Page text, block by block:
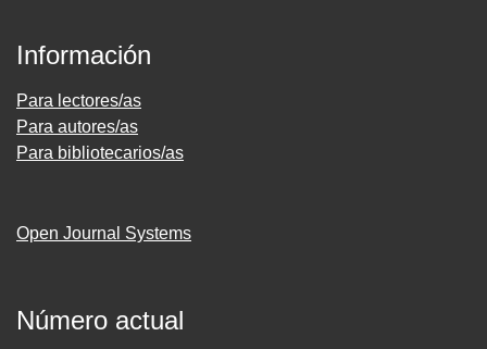
Información
Para lectores/as
Para autores/as
Para bibliotecarios/as
Open Journal Systems
Número actual